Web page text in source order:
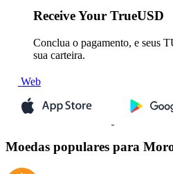
ReceiveYour TrueUSD
Conclua o pagamento, e seus
sua carteira.
Web
Moedas populares para